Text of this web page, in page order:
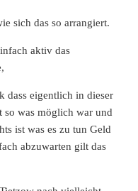
sich das so arrangiert.
aktiv das
dass eigentlich in dieser
so was möglich war und
ist was es zu tun Geld
abzuwarten gilt das